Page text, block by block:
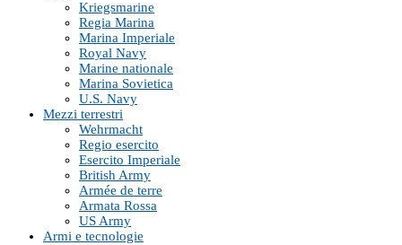
Kriegsmarine
Regia Marina
Marina Imperiale
Royal Navy
Marine nationale
Marina Sovietica
U.S. Navy
Mezzi terrestri
Wehrmacht
Regio esercito
Esercito Imperiale
British Army
Armée de terre
Armata Rossa
US Army
Armi e tecnologie